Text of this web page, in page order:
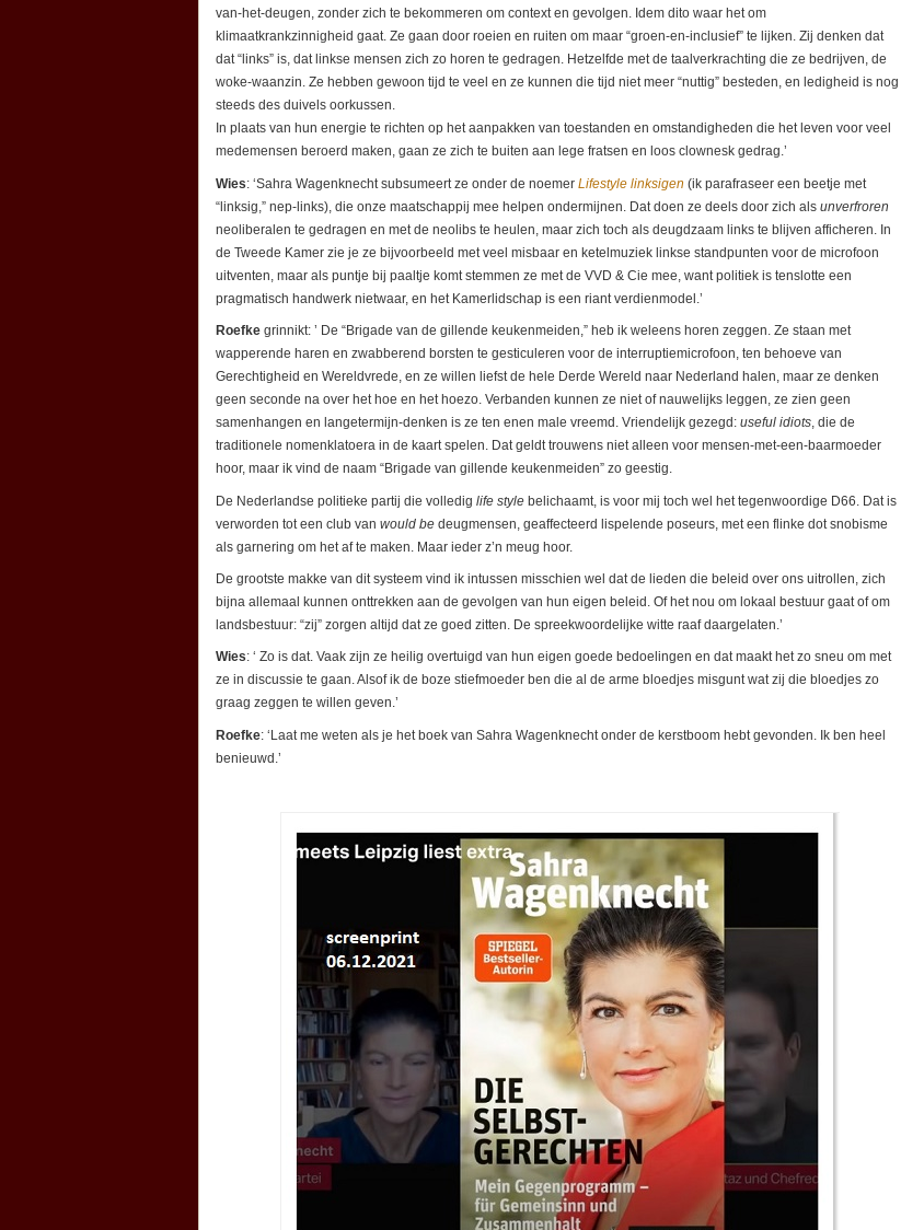
van-het-deugen, zonder zich te bekommeren om context en gevolgen. Idem dito waar het om
klimaatkrankzinnigheid gaat. Ze gaan door roeien en ruiten om maar “groen-en-inclusief” te lijken. Zij denken dat
dat “links” is, dat linkse mensen zich zo horen te gedragen. Hetzelfde met de taalverkrachting die ze bedrijven, de
woke-waanzin. Ze hebben gewoon tijd te veel en ze kunnen die tijd niet meer “nuttig” besteden, en ledigheid is nog
steeds des duivels oorkussen.
In plaats van hun energie te richten op het aanpakken van toestanden en omstandigheden die het leven voor veel
medemensen beroerd maken, gaan ze zich te buiten aan lege fratsen en loos clownesk gedrag.’
Wies: ‘Sahra Wagenknecht subsumeert ze onder de noemer Lifestyle linksigen (ik parafraseer een beetje met
“linksig,” nep-links), die onze maatschappij mee helpen ondermijnen. Dat doen ze deels door zich als unverfroren
neoliberalen te gedragen en met de neolibs te heulen, maar zich toch als deugdzaam links te blijven afficheren. In
de Tweede Kamer zie je ze bijvoorbeeld met veel misbaar en ketelmuziek linkse standpunten voor de microfoon
uitventen, maar als puntje bij paaltje komt stemmen ze met de VVD & Cie mee, want politiek is tenslotte een
pragmatisch handwerk nietwaar, en het Kamerlidschap is een riant verdienmodel.’
Roefke grinnikt: ’ De “Brigade van de gillende keukenmeiden,” heb ik weleens horen zeggen. Ze staan met
wapperende haren en zwabberend borsten te gesticuleren voor de interruptiemicrofoon, ten behoeve van
Gerechtigheid en Wereldvrede, en ze willen liefst de hele Derde Wereld naar Nederland halen, maar ze denken
geen seconde na over het hoe en het hoezo. Verbanden kunnen ze niet of nauwelijks leggen, ze zien geen
samenhangen en langetermijn-denken is ze ten enen male vreemd. Vriendelijk gezegd: useful idiots, die de
traditionele nomenklatoera in de kaart spelen. Dat geldt trouwens niet alleen voor mensen-met-een-baarmoeder
hoor, maar ik vind de naam “Brigade van gillende keukenmeiden” zo geestig.
De Nederlandse politieke partij die volledig life style belichaamt, is voor mij toch wel het tegenwoordige D66. Dat is
verworden tot een club van would be deugmensen, geaffecteerd lispelende poseurs, met een flinke dot snobisme
als garnering om het af te maken. Maar ieder z’n meug hoor.
De grootste makke van dit systeem vind ik intussen misschien wel dat de lieden die beleid over ons uitrollen, zich
bijna allemaal kunnen onttrekken aan de gevolgen van hun eigen beleid. Of het nou om lokaal bestuur gaat of om
landsbestuur: “zij” zorgen altijd dat ze goed zitten. De spreekwoordelijke witte raaf daargelaten.’
Wies: ‘ Zo is dat. Vaak zijn ze heilig overtuigd van hun eigen goede bedoelingen en dat maakt het zo sneu om met
ze in discussie te gaan. Alsof ik de boze stiefmoeder ben die al de arme bloedjes misgunt wat zij die bloedjes zo
graag zeggen te willen geven.’
Roefke: ‘Laat me weten als je het boek van Sahra Wagenknecht onder de kerstboom hebt gevonden. Ik ben heel
benieuwd.’